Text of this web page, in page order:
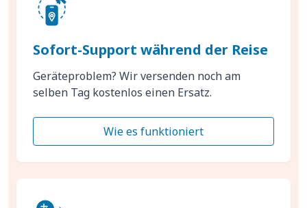
Sofort-Support während der Reise
Geräteproblem? Wir versenden noch am
selben Tag kostenlos einen Ersatz.
Wie es funktioniert